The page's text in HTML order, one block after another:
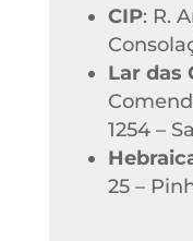
CIP: R.
Lar das
1254 –
25 –